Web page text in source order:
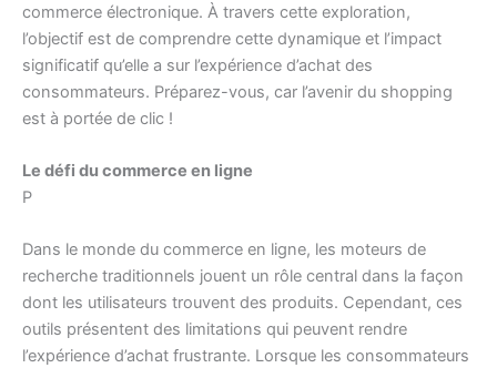
commerce électronique. À travers cette exploration,
l’objectif est de comprendre cette dynamique et l’impact
significatif qu’elle a sur l’expérience d’achat des
consommateurs. Préparez-vous, car l’avenir du shopping
est à portée de clic !
Le défi du commerce en ligne
P
Dans le monde du commerce en ligne, les moteurs de
recherche traditionnels jouent un rôle central dans la façon
dont les utilisateurs trouvent des produits. Cependant, ces
outils présentent des limitations qui peuvent rendre
l’expérience d’achat frustrante. Lorsque les consommateurs